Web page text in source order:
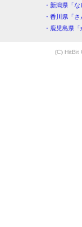
・新潟県「
・香川県「
・鹿児島県
(C) HitBit